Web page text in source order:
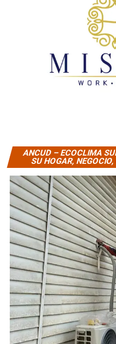
ANCUD – ECOCLIMA
SU HOGAR,